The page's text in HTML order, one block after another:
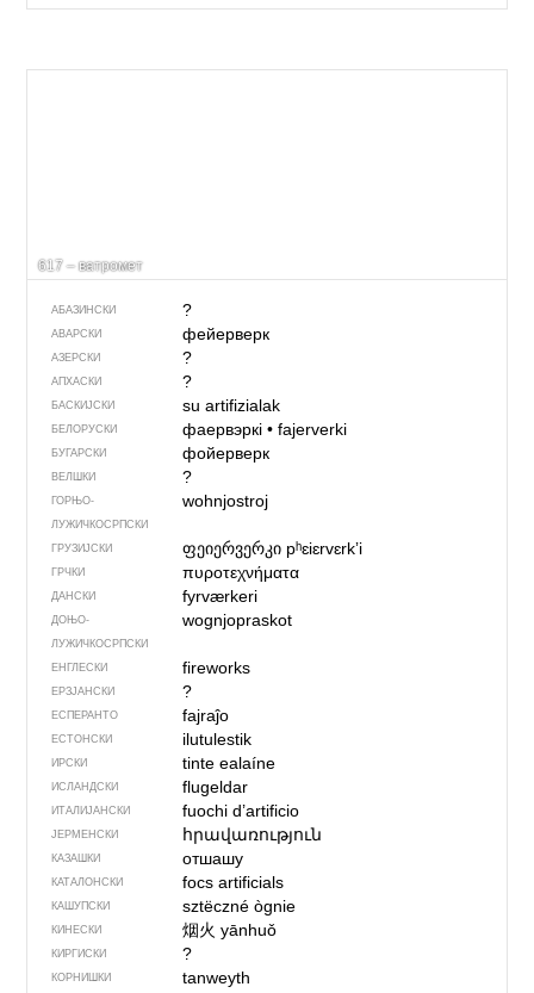
617 – ватромет
АБАЗИНСКИ ?
АВАРСКИ фейерверк
АЗЕРСКИ ?
АПХАСКИ ?
БАСКИЈСКИ su artifizialak
БЕЛОРУСКИ фаервэркі• fajerverki
БУГАРСКИ фойерверк
ВЕЛШКИ ?
ГОРЊО­
ЛУЖИЧКОСРПСКИ
wohnjostroj
ГРУЗИЈСКИ ფეიერვერკი pʰɛiɛrvɛrkʼi
ГРЧКИ πυροτεχνήματα
ДАНСКИ fyrværkeri
ДОЊО­
ЛУЖИЧКОСРПСКИ
wognjopraskot
ЕНГЛЕСКИ fireworks
ЕРЗЈАНСКИ ?
ЕСПЕРАНТО fajraĵo
ЕСТОНСКИ ilutulestik
ИРСКИ tinte ealaíne
ИСЛАНДСКИ flugeldar
ИТАЛИЈАНСКИ fuochi d’artificio
ЈЕРМЕНСКИ հրավառություն
КАЗАШКИ отшашу
КАТАЛОНСКИ focs artificials
КАШУПСКИ sztëczné ògnie
КИНЕСКИ 烟火yānhuǒ
КИРГИСКИ ?
КОРНИШКИ
tanweyth